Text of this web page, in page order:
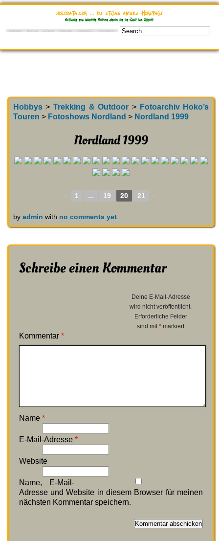
hokodata.com … die etwas andere Homepage
Entdecke eine lebendige Historie ebenso wie die Welt der Zukunft
Hobbys>Trekking & Outdoor > Fotoarchiv Hoko’s
Touren > Fotoshows Nordland > Nordland 1999
Nordland 1999
1 ... 19 20 21
by admin with no comments yet.
Schreibe einen Kommentar
Deine E-Mail-Adresse
wird nicht veröffentlicht.
Erforderliche Felder
sind mit* markiert
Kommentar *
Name *
E-Mail-Adresse *
Website
Name, E-Mail-
Adresse und Website in diesem Browser für meinen
nächsten Kommentar speichern.